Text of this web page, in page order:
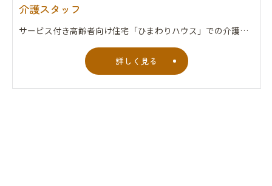
介護スタッフ
サービス付き高齢者向け住宅「ひまわりハウス」での介護業務全般。 食事、排泄、入浴介助。買物、掃除の援助。
詳しく見る